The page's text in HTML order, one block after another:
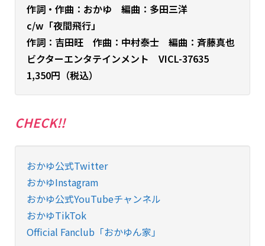
作詞・ 作曲：おかゆ 編曲：多田三洋
c/w「夜間飛行」
作詞：吉田旺 作曲：中村泰士 編曲：斉藤真也
ビクターエンタテインメント VICL-37635
1,350円（税込）
CHECK!!
おかゆ公式Twitter
おかゆInstagram
おかゆ公式YouTubeチャンネル
おかゆTikTok
Official Fanclub「おかゆん家」